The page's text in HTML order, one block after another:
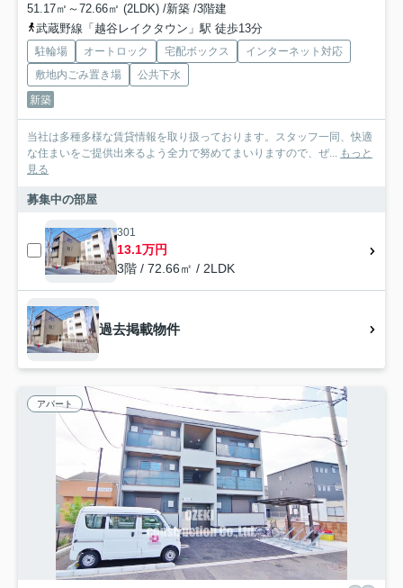
51.17㎡～72.66㎡ (2LDK) /新築 /3階建
武蔵野線「越谷レイクタウン」駅 徒歩13分
駐輪場 オートロック 宅配ボックス
インターネット対応
敷地内ごみ置き場
公共下水
新築
当社は多種多様な賃貸情報を取り扱っております。スタッフ一同、快適
な住まいをご提供出来るよう全力で努めてまいりますので、ぜ...
もっと
見る
募集中の部屋
301
13.1万円
3階 / 72.66㎡ / 2LDK
過去掲載物件
アパート